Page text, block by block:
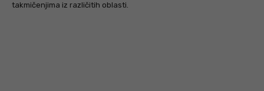
takmičenjima iz različitih oblasti.